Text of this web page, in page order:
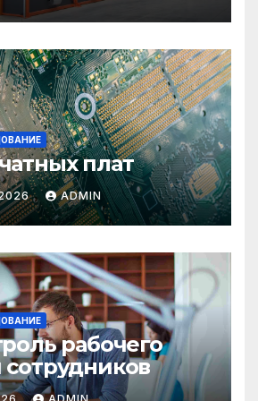
плат
ADMIN
рабочего